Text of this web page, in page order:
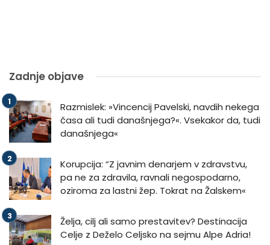
Zadnje objave
Razmislek: »Vincencij Pavelski, navdih nekega
časa ali tudi današnjega?«. Vsekakor da, tudi
današnjega«
Korupcija: “Z javnim denarjem v zdravstvu,
pa ne za zdravila, ravnali negospodarno,
oziroma za lastni žep. Tokrat na Žalskem«
Želja, cilj ali samo prestavitev? Destinacija
Celje z Deželo Celjsko na sejmu Alpe Adria!